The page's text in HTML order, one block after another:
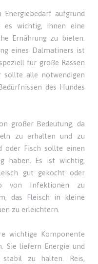
aufgrund
es wichtig, ihnen eine
Ernährung zu bieten.
eines Dalmatiners ist
für große Rassen
sollte alle notwendigen
des Hundes
großer Bedeutung, da
zu erhalten und zu
oder Fisch sollte einen
haben. Es ist wichtig,
gut gekocht oder
von Infektionen zu
das Fleisch in kleine
zu erleichtern.
wichtige Komponente
Sie liefern Energie und
stabil zu halten. Reis,